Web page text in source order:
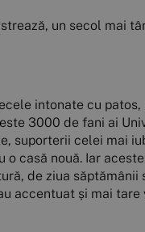
un secol mai
intonate cu
3000 de fani ai
suporterii celei mai
o casă nouă. Iar
de ziua săptămânii
accentuat și mai